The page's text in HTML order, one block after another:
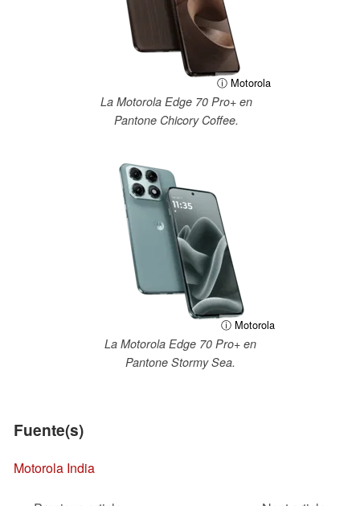
ⓘ Motorola
La Motorola Edge 70 Pro+ en
Pantone Chicory Coffee.
ⓘ Motorola
La Motorola Edge 70 Pro+ en
Pantone Stormy Sea.
Fuente(s)
Motorola India